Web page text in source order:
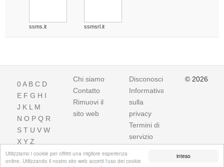
inteso
Utilizziamo i cookie per offrirti una migliore esperienza
online. Utilizzando il nostro sito web accetti l'uso dei cookie
ssms.it ssmsrl.it
0A B C D
E F G H I
J K L M
N O P Q R
S T U V W
X Y Z
Chi siamo
Contatto
Rimuovi il
sito web
Disconoscimento
Informativa
sulla
privacy
Termini di
servizio
© 2026